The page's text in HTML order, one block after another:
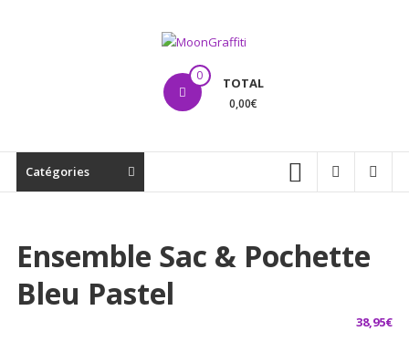
MoonGraffiti 0 TOTAL
0,00€
Catégories
Ensemble Sac & Pochette
Bleu Pastel
38,95€